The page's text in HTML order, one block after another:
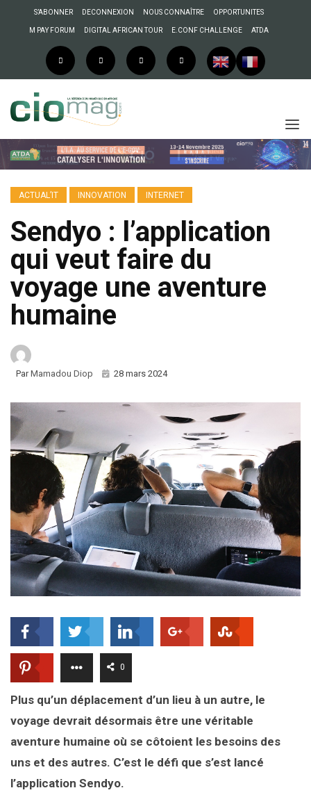
S’ABONNER DECONNEXION NOUS CONNAÎTRE OPPORTUNITES
M PAY FORUM DIGITAL AFRICAN TOUR E.CONF CHALLENGE ATDA
ACTUAL’IT INNOVATION INTERNET
Sendyo : l’application
qui veut faire du
voyage une aventure
humaine
ParMamadou Diop 28 mars 2024
0
Plus qu’un déplacement d’un lieu à un autre, le
voyage devrait désormais être une véritable
aventure humaine où se côtoient les besoins des
uns et des autres. C’est le défi que s’est lancé
l’application Sendyo.